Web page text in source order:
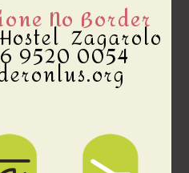
No Border
Zagarolo
9520 0054